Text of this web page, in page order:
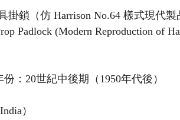
掛鎖（仿 Harrison No.64 樣式現代製
Padlock (Modern Reproduction of
：20世紀中後期（1950年代後）
）